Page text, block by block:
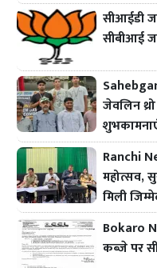
सीआईडी
सीबीआई
जेवलिन
Ranchi
महोत्सव,
मिली
Bokaro
कब्जे पर